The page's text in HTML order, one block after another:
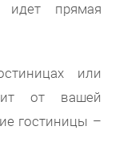
идет прямая
или
от вашей
гостиницы –